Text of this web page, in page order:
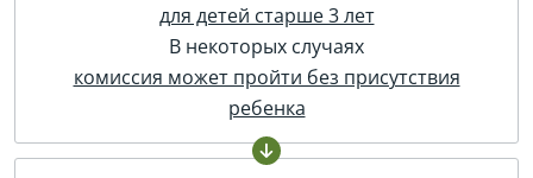
для детей старше 3 лет
В некоторых случаях
комиссия может пройти без присутствия
ребенка